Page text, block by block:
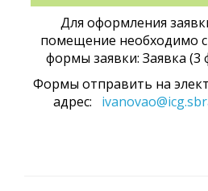
Для оформления
помещение необходимо
формы заявки: Заявка (3
Формы отправить на
адрес: